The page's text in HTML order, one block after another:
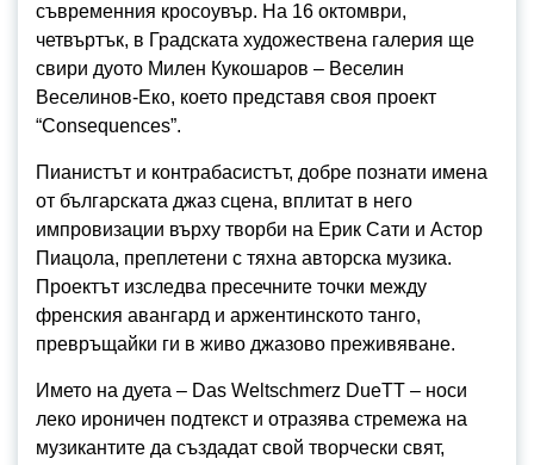
съвременния кросоувър. На 16 октомври,
четвъртък, в Градската художествена галерия ще
свири дуото Милен Кукошаров – Веселин
Веселинов-Еко, което представя своя проект
“Consequences”.
Пианистът и контрабасистът, добре познати имена
от българската джаз сцена, вплитат в него
импровизации върху творби на Ерик Сати и Астор
Пиацола, преплетени с тяхна авторска музика.
Проектът изследва пресечните точки между
френския авангард и аржентинското танго,
превръщайки ги в живо джазово преживяване.
Името на дуета – Das Weltschmerz DueTT – носи
леко ироничен подтекст и отразява стремежа на
музикантите да създадат свой творчески свят,